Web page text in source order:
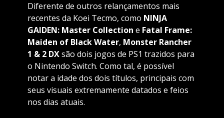
Diferente de outros relançamentos mais
recentes da Koei Tecmo, como NINJA
GAIDEN: Master Collection e Fatal Frame:
Maiden of Black Water, Monster Rancher
1 & 2 DXsão dois jogos de PS1 trazidos para
o Nintendo Switch. Como tal, é possível
notar a idade dos dois títulos, principais com
seus visuais extremamente datados e feios
nos dias atuais.